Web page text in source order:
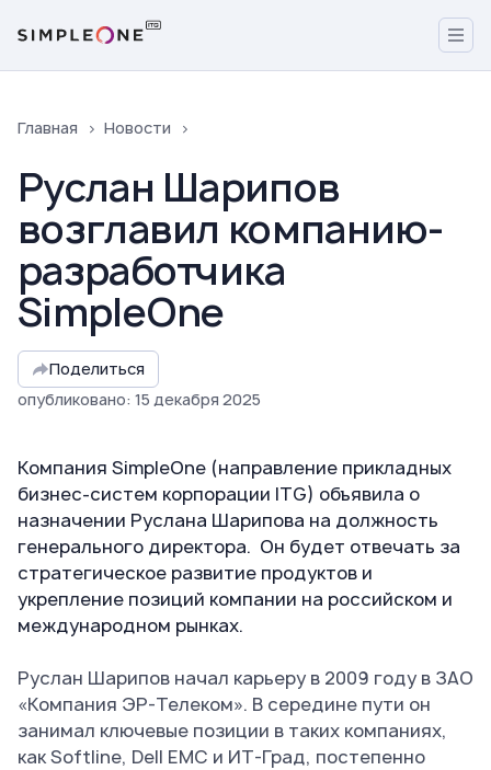
Главная Новости
Руслан Шарипов
возглавил компанию-
разработчика
SimpleOne
Поделиться
опубликовано: 15 декабря 2025
Компания SimpleOne (направление прикладных
бизнес-систем корпорации ITG) объявила о
назначении Руслана Шарипова на должность
генерального директора. Он будет отвечать за
стратегическое развитие продуктов и
укрепление позиций компании на российском и
международном рынках.
Руслан Шарипов начал карьеру в 2009 году в ЗАО
«Компания ЭР-Телеком». В середине пути он
занимал ключевые позиции в таких компаниях,
как Softline, Dell EMC и ИТ-Град, постепенно